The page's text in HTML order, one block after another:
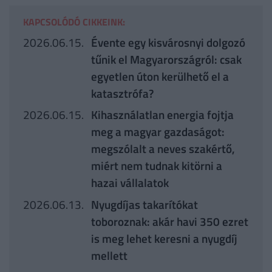
KAPCSOLÓDÓ CIKKEINK:
2026.06.15. Évente egy kisvárosnyi dolgozó
tűnik el Magyarországról: csak
egyetlen úton kerülhető el a
katasztrófa?
2026.06.15. Kihasználatlan energia fojtja
meg a magyar gazdaságot:
megszólalt a neves szakértő,
miért nem tudnak kitörni a
hazai vállalatok
2026.06.13. Nyugdíjas takarítókat
toboroznak: akár havi 350 ezret
is meg lehet keresni a nyugdíj
mellett